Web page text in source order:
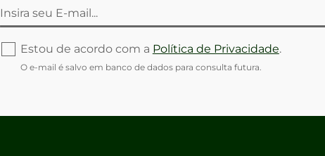
Estou de acordo com a Política de Privacidade.
O e-mail é salvo em banco de dados para consulta futura.